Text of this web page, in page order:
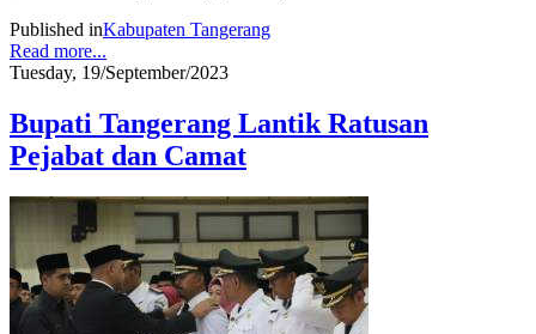
Published inKabupaten Tangerang
Read more...
Tuesday, 19/September/2023
Bupati Tangerang Lantik Ratusan
Pejabat dan Camat